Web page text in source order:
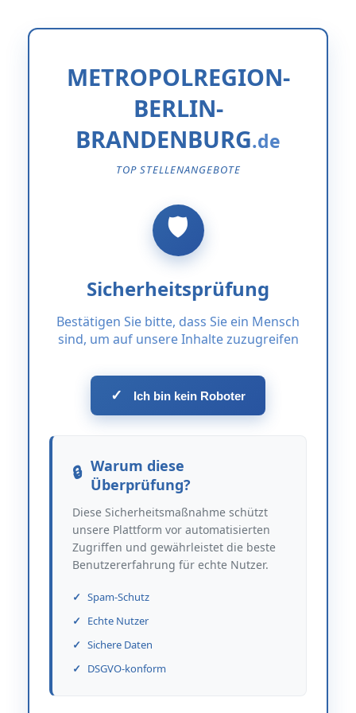
METROPOLREGION-
BERLIN-
BRANDENBURG
TOP STELLENANGEBOTE
Sicherheitsprüfung
Bestätigen Sie bitte, dass Sie ein Mensch
sind, um auf unsere Inhalte zuzugreifen
✓ Ich bin kein Roboter
Warum diese
Überprüfung?
Diese Sicherheitsmaßnahme schützt
unsere Plattform vor automatisierten
Zugriffen und gewährleistet die beste
Benutzererfahrung für echte Nutzer.
Spam-Schutz
Echte Nutzer
Sichere Daten
DSGVO-konform